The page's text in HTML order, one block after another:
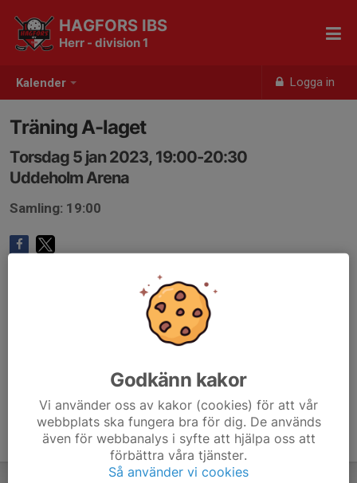
Kalender Logga in
HAGFORS IBS
Herr - division 1
Träning A-laget
Torsdag 5 jan 2023, 19:00-20:30
Uddeholm Arena
Samling: 19:00
Godkänn kakor
Vi använder oss av kakor (cookies) för att vår
webbplats ska fungera bra för dig. De används
även för webbanalys i syfte att hjälpa oss att
förbättra våra tjänster.
Så använder vi cookies